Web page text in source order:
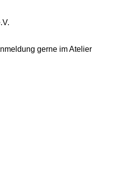
gerne im Atelier